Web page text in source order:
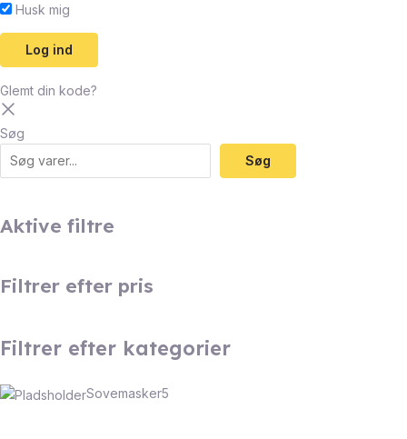
Husk mig
Glemt din kode?
Søg
Søg
Aktive filtre
Filtrer efter pris
Filtrer efter kategorier
Sovemasker5